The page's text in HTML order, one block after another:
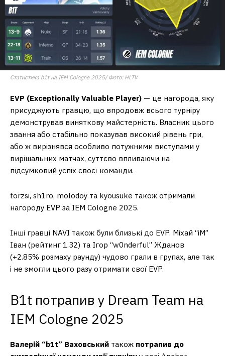
Статистика b1t на IEM Cologne 2025/ Фото: HLTV
EVP (Exceptionally Valuable Player) — це нагорода, яку
присуджують гравцю, що впродовж всього турніру
демонстрував виняткову майстерність. Власник цього
звання або стабільно показував високий рівень гри,
або ж вирізнявся особливо потужними виступами у
вирішальних матчах, суттєво впливаючи на
підсумковий успіх своєї команди.
torzsi, sh1ro, molodoy та kyousuke також отримали
нагороду EVP за IEM Cologne 2025.
Інші гравці NAVI також були близькі до EVP. Міхай “⁠iM⁠”
Іван (рейтинг 1.32) та Ігор “⁠w0nderful⁠” Жданов
(+2.85% розмаху раунду) чудово грали в групах, але так
і не змогли цього разу отримати свої EVP.
B1t потрапив у Dream Team на
IEM Cologne 2025
Валерій “b1t” Ваховський також потрапив до